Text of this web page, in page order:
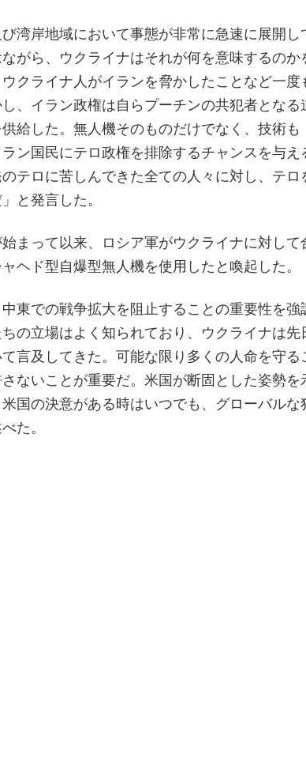
湾岸地域において事態が非常に急速に展開し
がら、ウクライナはそれが何を意味するのか
クライナ人がイランを脅かしたことなど一度
、イラン政権は自らプーチンの共犯者となる
給した。無人機そのものだけでなく、技術も
ン国民にテロ政権を排除するチャンスを与え
テロに苦しんできた全ての人々に対し、テロ
と発言した。
まって以来、ロシア軍がウクライナに対して
ヘド型自爆型無人機を使用したと喚起した。
東での戦争拡大を阻止することの重要性を強
の立場はよく知られており、ウクライナは先
言及してきた。可能な限り多くの人命を守る
ないことが重要だ。米国が断固とした姿勢を
国の決意がある時はいつでも、グローバルな
た。